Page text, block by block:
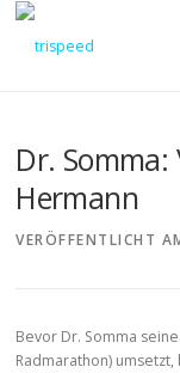
Direkt
Dr.
Hermann
VERÖFFENTLICHT
Bevor Dr. Somma
Radmarathon)